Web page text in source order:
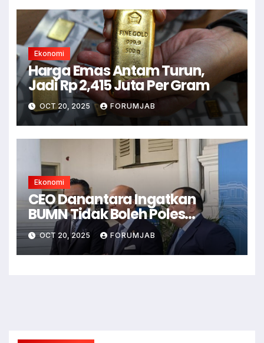
Ekonomi
Harga Emas Antam Turun,
Jadi Rp 2,415 Juta Per Gram
OCT 20, 2025 FORUMJAB
Ekonomi
CEO Danantara Ingatkan
BUMN Tidak Boleh Poles
Laporan Keuangan
OCT 20, 2025 FORUMJAB